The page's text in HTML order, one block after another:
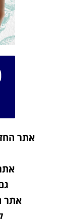
אתר
אתר